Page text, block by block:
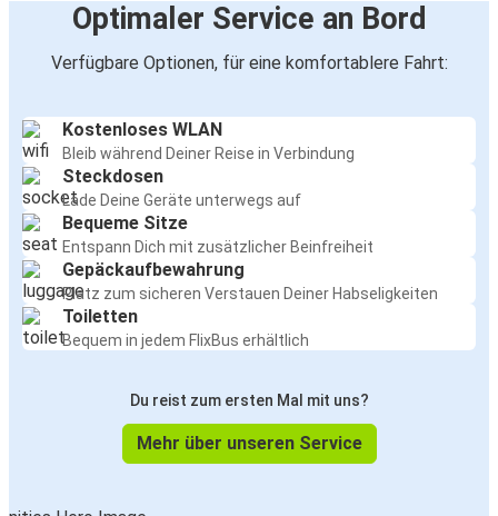
Optimaler Service an Bord
Verfügbare Optionen, für eine komfortablere Fahrt:
Kostenloses WLAN
Bleib während Deiner Reise in Verbindung
Steckdosen
Lade Deine Geräte unterwegs auf
Bequeme Sitze
Entspann Dich mit zusätzlicher Beinfreiheit
Gepäckaufbewahrung
Platz zum sicheren Verstauen Deiner Habseligkeiten
Toiletten
Bequem in jedem FlixBus erhältlich
Du reist zum ersten Mal mit uns?
Mehr über unseren Service